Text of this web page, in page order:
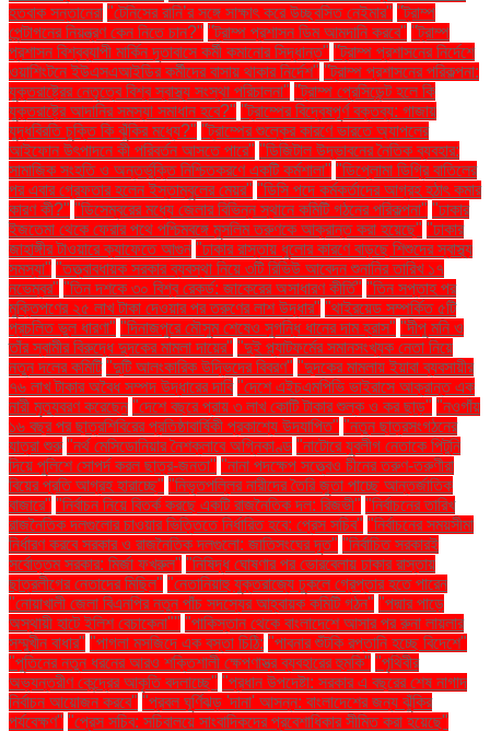
হতবাক সন্তানেরা "টেনিসের রানি’র সঙ্গে সাক্ষাৎ করে উচ্ছ্বসিত নেইমার" "ট্রাম্প
পেন্টাগনের নিয়ন্ত্রণ কেন নিতে চান?" "ট্রাম্প প্রশাসন ডিম আমদানি করবে" "ট্রাম্প
প্রশাসন বিশ্বব্যাপী মার্কিন দূতাবাসে কর্মী কমানোর সিদ্ধান্ত" "ট্রাম্প প্রশাসনের নির্দেশে
ওয়াশিংটনে ইউএসএআইডির কর্মীদের বাসায় থাকার নির্দেশ" "ট্রাম্প প্রশাসনের পরিকল্পনা:
যুক্তরাষ্ট্রের নেতৃত্বে বিশ্ব স্বাস্থ্য সংস্থা পরিচালনা" "ট্রাম্প প্রেসিডেন্ট হলে কি
যুক্তরাষ্ট্রে আদানির সমস্যা সমাধান হবে?" "ট্রাম্পের বিদ্বেষপূর্ণ বক্তব্য: গাজায়
যুদ্ধবিরতি চুক্তি কি ঝুঁকির মধ্যে?" "ট্রাম্পের শুল্কের কারণে ভারতে অ্যাপলের
আইফোন উৎপাদনে কী পরিবর্তন আসতে পারে" "ডিজিটাল উদ্ভাবনের নৈতিক ব্যবহার:
সামাজিক সংহতি ও অন্তর্ভুক্তি নিশ্চিতকরণে একটি কর্মশালা" "ডিপ্লোমা ডিগ্রি বাতিলের
পর এবার গ্রেফতার হলেন ইস্তাম্বুলের মেয়র" "ডিসি পদে কর্মকর্তাদের আগ্রহ হঠাৎ কমার
কারণ কী?" "ডিসেম্বরের মধ্যে জেলার বিভিন্ন স্থানে কমিটি গঠনের পরিকল্পনা" "ঢাকার
ইজতেমা থেকে ফেরার পথে পশ্চিমবঙ্গে মুসলিম তরুণকে আক্রান্ত করা হয়েছে" "ঢাকার
জাহাঙ্গীর টাওয়ারে ক্যাফেতে আগুন "ঢাকার রাস্তায় ধুলোর কারণে বাড়ছে শিশুদের স্বাস্থ্য
সমস্যা" "তত্ত্বাবধায়ক সরকার ব্যবস্থা নিয়ে ৩টি রিভিউ আবেদন শুনানির তারিখ ১৭
নভেম্বর" "তিন দশকে ৩০ বিশ্ব রেকর্ড: জাকেরের অসাধারণ কীর্তি" "তিন সপ্তাহ পর
মুক্তিপণের ২৫ লাখ টাকা দেওয়ার পর তরুণের লাশ উদ্ধার" "থাইরয়েড সম্পর্কিত ৫টি
প্রচলিত ভুল ধারণা" "দিনাজপুরে মৌসুম শেষেও সুগন্ধি ধানের দাম হ্রাস" "দীপু মনি ও
তাঁর স্বামীর বিরুদ্ধে দুদকের মামলা দায়ের" "দুই প্ল্যাটফর্মের সমানসংখ্যক নেতা নিয়ে
নতুন দলের কমিটি "দুটি আলংকারিক উদ্ভিদের বিবরণ" "দুদকের মামলায় ইয়াবা ব্যবসায়ীর
৭৬ লাখ টাকার অবৈধ সম্পদ উদ্ধারের দাবি "দেশে এইচএমপিভি ভাইরাসে আক্রান্ত এক
নারী মৃত্যুবরণ করেছেন "দেশে বছরে প্রায় ৩ লাখ কোটি টাকার শুল্ক ও কর ছাড়" "নওগাঁয়
১৬ বছর পর ছাত্রশিবিরের প্রতিষ্ঠাবার্ষিকী প্রকাশ্যে উদযাপিত" "নতুন ছাত্রসংগঠনের
যাত্রা শুরু "নর্থ মেসিডোনিয়ার নৈশক্লাবে অগ্নিকাণ্ড "নাটোরে যুবলীগ নেতাকে পিটুনি
দিয়ে পুলিশে সোপর্দ করল ছাত্র-জনতা" "নানা পদক্ষেপ সত্ত্বেও চীনের তরুণ-তরুণীরা
বিয়ের প্রতি আগ্রহ হারাচ্ছে" "নিভৃতপল্লির নারীদের তৈরি জুতা পাচ্ছে আন্তর্জাতিক
বাজারে" "নির্বাচন নিয়ে বিতর্ক করছে একটি রাজনৈতিক দল: রিজভী" "নির্বাচনের তারিখ
রাজনৈতিক দলগুলোর চাওয়ার ভিত্তিতে নির্ধারিত হবে: প্রেস সচিব" "নির্বাচনের সময়সীমা
নির্ধারণ করবে সরকার ও রাজনৈতিক দলগুলো: জাতিসংঘের দূত" "নির্বাচিত সরকারই
সর্বোত্তম সরকার: মির্জা ফখরুল" "নিষিদ্ধ ঘোষণার পর ভোরবেলায় ঢাকার রাস্তায়
ছাত্রলীগের নেতাদের মিছিল" "নেতানিয়াহু যুক্তরাজ্যে ঢুকলে গ্রেপ্তার হতে পারেন
"নোয়াখালী জেলা বিএনপির নতুন পাঁচ সদস্যের আহ্বায়ক কমিটি গঠন" "পদ্মার পাড়ে
অস্থায়ী হাটে ইলিশ বেচাকেনা"'' "পাকিস্তান থেকে বাংলাদেশে আসার পর রুনা লায়লার
সম্মুখীন বাধার" "পাগলা মসজিদে এক বস্তা চিঠি: "পাবনার শুঁটকি রপ্তানি হচ্ছে বিদেশে"
"পুতিনের নতুন ধরনের আরও শক্তিশালী ক্ষেপণাস্ত্র ব্যবহারের হুমকি" "পৃথিবীর
অভ্যন্তরীণ কেন্দ্রের আকৃতি বদলাচ্ছে" "প্রধান উপদেষ্টা: সরকার এ বছরের শেষ নাগাদ
নির্বাচন আয়োজন করবে" "প্রবল ঘূর্ণিঝড় 'দানা' আসন্ন: বাংলাদেশের জন্য ঝুঁকির
পর্যবেক্ষণ" "প্রেস সচিব: সচিবালয়ে সাংবাদিকদের প্রবেশাধিকার সীমিত করা হয়েছে"